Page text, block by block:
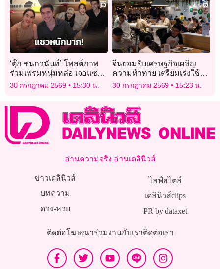
‘ตุ๊ก ชนกวนันท์’ โพสต์ภาพ
ร่วมเฟรมหนุ่มหล่อ เจอแซว
‘พ่อแม่ลูก’ ก่อนโดนเปิดวาร์ป
ที่แท้คือคนนี้!
30 กรกฎาคม 2569 15:30 น.
จีนยอมรับเศรษฐกิจเผชิญ
ความท้าทาย เตรียมเร่งใช้
จ่ายรัฐกระตุ้นการเติบโต
30 กรกฎาคม 2569 15:23 น.
อ่านความจริง อ่านเดลินิวส์
ข่าวเดลินิวส์
บทความ
ดวง-หวย
ไลฟ์สไตล์
เดลินิวส์clips
PR by dataxet
ติดต่อโฆษณาร่วมงานกับเราติดต่อเรา